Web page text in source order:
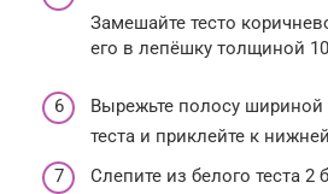
Замешайте тесто
его в лепёшку толщиной
Вырежьте полосу шириной
теста и приклейте к
Слепите из белого теста